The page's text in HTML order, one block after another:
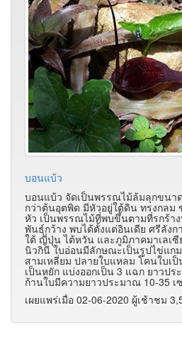
บอนแบ้ว
บอนแบ้ว จัดเป็นพรรณไม้ล้มลุกขนา
กว่าต้นอุตพิด มีหัวอยู่ใต้ดิน ทรงกลม
หัว เป็นพรรณไม้ที่พบขึ้นตามที่รกร้าง
พันธุ์กว้าง พบได้ตั้งแต่อินเดีย ศรีลัง
ใต้ ญี่ปุ่น ไต้หวัน และภูมิภาคมาเลเ
นิวกินี ใบอ่อนมีลักษณะเป็นรูปไข่แก
สามเหลี่ยม ปลายใบแหลม โคนใบเ
เป็นหยัก แบ่งออกเป็น 3 แฉก ยาวป
ก้านใบมีความยาวประมาณ 10-35 เ
เผยแพร่เมื่อ 02-06-2020 ผู้เช้าชม